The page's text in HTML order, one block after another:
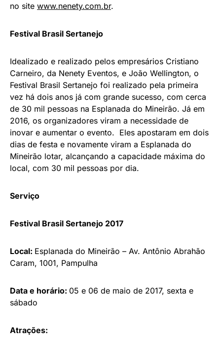
no site www.nenety.com.br.
Festival Brasil Sertanejo
Idealizado e realizado pelos empresários Cristiano
Carneiro, da Nenety Eventos, e João Wellington, o
Festival Brasil Sertanejo foi realizado pela primeira
vez há dois anos já com grande sucesso, com cerca
de 30 mil pessoas na Esplanada do Mineirão. Já em
2016, os organizadores viram a necessidade de
inovar e aumentar o evento. Eles apostaram em dois
dias de festa e novamente viram a Esplanada do
Mineirão lotar, alcançando a capacidade máxima do
local, com 30 mil pessoas por dia.
Serviço
Festival Brasil Sertanejo 2017
Local: Esplanada do Mineirão – Av. Antônio Abrahão
Caram, 1001, Pampulha
Data e horário: 05 e 06 de maio de 2017, sexta e
sábado
Atrações: